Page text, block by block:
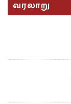
வரலாறு